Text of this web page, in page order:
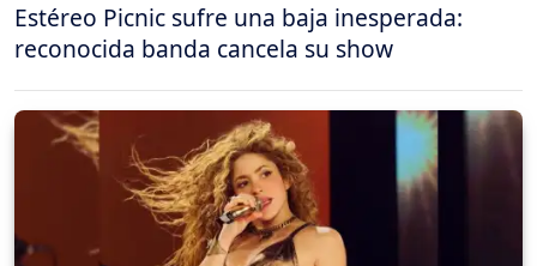
Estéreo Picnic sufre una baja inesperada:
reconocida banda cancela su show